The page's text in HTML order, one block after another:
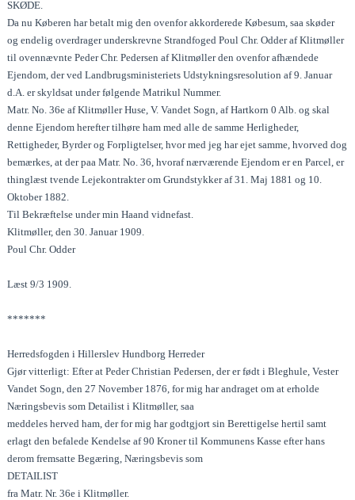
SKØDE.
Da nu Køberen har betalt mig den ovenfor akkorderede Købesum, saa skøder
og endelig overdrager underskrevne Strandfoged Poul Chr. Odder af Klitmøller
til ovennævnte Peder Chr. Pedersen af Klitmøller den ovenfor afhændede
Ejendom, der ved Landbrugsministeriets Udstykningsresolution af 9. Januar
d.A. er skyldsat under følgende Matrikul Nummer.
Matr. No. 36e af Klitmøller Huse, V. Vandet Sogn, af Hartkorn 0 Alb. og skal
denne Ejendom herefter tilhøre ham med alle de samme Herligheder,
Rettigheder, Byrder og Forpligtelser, hvor med jeg har ejet samme, hvorved dog
bemærkes, at der paa Matr. No. 36, hvoraf nærværende Ejendom er en Parcel, er
thinglæst tvende Lejekontrakter om Grundstykker af 31. Maj 1881 og 10.
Oktober 1882.
Til Bekræftelse under min Haand vidnefast.
Klitmøller, den 30. Januar 1909.
Poul Chr. Odder
Læst 9/3 1909.
*******
Herredsfogden i Hillerslev Hundborg Herreder
Gjør vitterligt: Efter at Peder Christian Pedersen, der er født i Bleghule, Vester
Vandet Sogn, den 27 November 1876, for mig har andraget om at erholde
Næringsbevis som Detailist i Klitmøller, saa
meddeles herved ham, der for mig har godtgjort sin Berettigelse hertil samt
erlagt den befalede Kendelse af 90 Kroner til Kommunens Kasse efter hans
derom fremsatte Begæring, Næringsbevis som
DETAILIST
fra Matr. Nr. 36e i Klitmøller.